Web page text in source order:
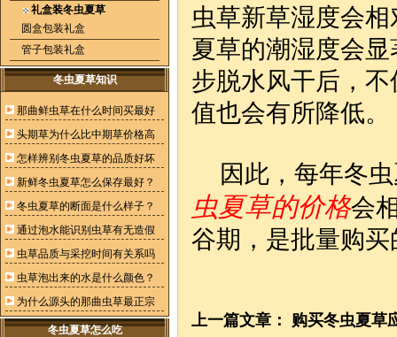
礼盒装冬虫夏草
圆盒包装礼盒
管子包装礼盒
冬虫夏草知识
那曲鲜虫草在什么时间买最好
头期草为什么比中期草价格高
怎样辨别冬虫夏草的品质好坏
新鲜冬虫夏草怎么保存最好？
冬虫夏草的断面是什么样子？
通过泡水能识别虫草有无造假
虫草品质与采挖时间有关系吗
虫草泡出来的水是什么颜色？
为什么源头的那曲虫草最正宗
冬虫夏草怎么吃
虫草新草湿度会
夏草的潮湿度会
步脱水风干后，
值也会有所降低。
因此，每年冬虫
虫夏草的价格会
谷期，是批量购
上一篇文章： 购买冬虫夏草